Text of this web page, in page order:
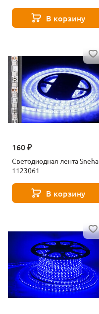
В корзину
160 ₽
Светодиодная лента Sneha
1123061
В корзину